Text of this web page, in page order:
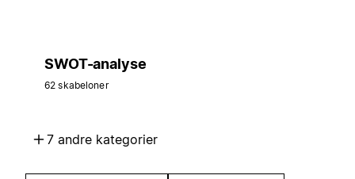
SWOT-analyse
62 skabeloner
7 andre kategorier